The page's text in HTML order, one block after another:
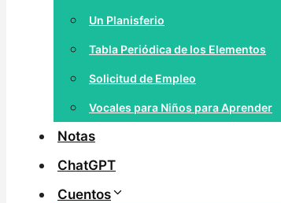
Un Planisferio
Tabla Periódica de los Elementos
Solicitud de Empleo
Vocales para Niños para Aprender
Notas
ChatGPT
Cuentos